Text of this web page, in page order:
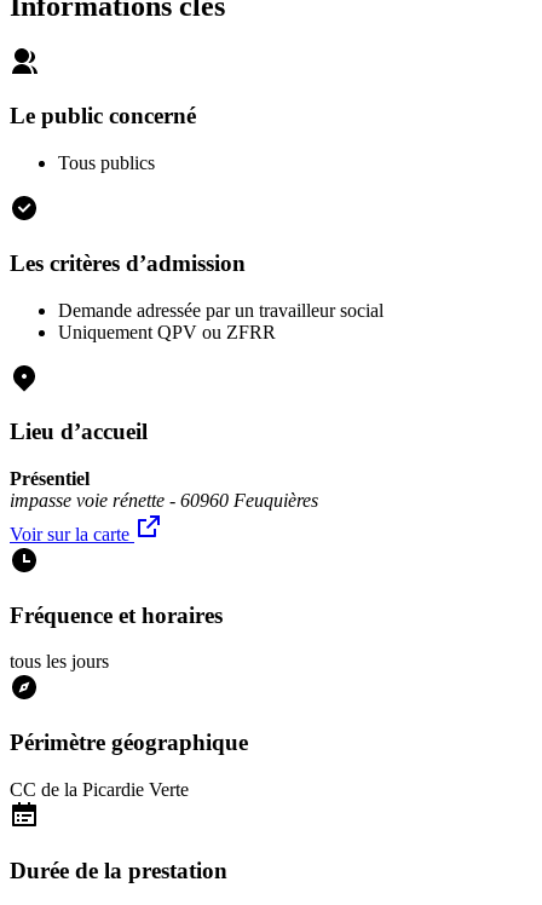
Le public concerné
Tous publics
Les critères d’admission
Demande adressée par un travailleur social
Uniquement QPV ou ZFRR
Lieu d’accueil
Présentiel
impasse voie rénette - 60960 Feuquières
Voir sur la carte
Fréquence et horaires
tous les jours
Périmètre géographique
CC de la Picardie Verte
Durée de la prestation